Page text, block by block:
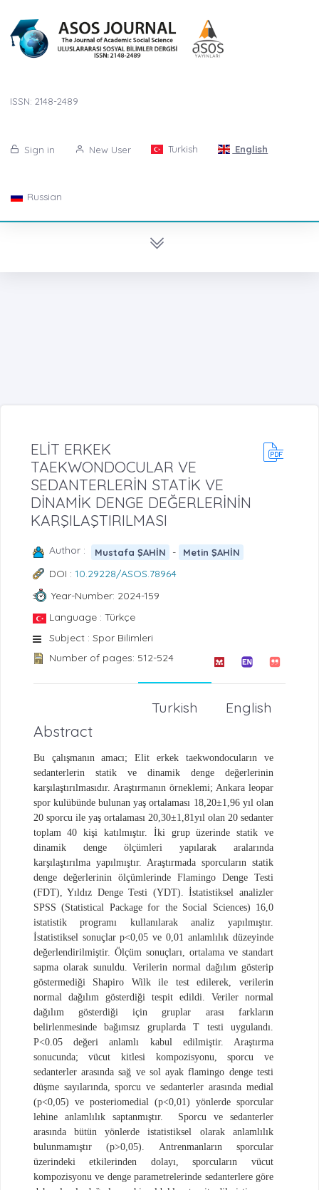
ISSN: 2148-2489
Sign in New User Turkish English
Russian
ELİT ERKEK
TAEKWONDOCULAR VE
SEDANTERLERİN STATİK VE
DİNAMİK DENGE DEĞERLERİNİN
KARŞILAŞTIRILMASI
Author : Mustafa ŞAHİN - Metin ŞAHİN
DOI : 10.29228/ASOS.78964
Year-Number: 2024-159
Language : Türkçe
Subject : Spor Bilimleri
Number of pages: 512-524
English
Turkish
Abstract
Bu çalışmanın amacı; Elit erkek taekwondocuların ve
sedanterlerin statik ve dinamik denge değerlerinin
karşılaştırılmasıdır. Araştırmanın örneklemi; Ankara leopar
spor kulübünde bulunan yaş ortalaması 18,20±1,96 yıl olan
20 sporcu ile yaş ortalaması 20,30±1,81yıl olan 20 sedanter
toplam 40 kişi katılmıştır. İki grup üzerinde statik ve
dinamik denge ölçümleri yapılarak aralarında
karşılaştırılma yapılmıştır. Araştırmada sporcuların statik
denge değerlerinin ölçümlerinde Flamingo Denge Testi
(FDT), Yıldız Denge Testi (YDT). İstatistiksel analizler
SPSS (Statistical Package for the Social Sciences) 16,0
istatistik programı kullanılarak analiz yapılmıştır.
İstatistiksel sonuçlar p<0,05 ve 0,01 anlamlılık düzeyinde
değerlendirilmiştir. Ölçüm sonuçları, ortalama ve standart
sapma olarak sunuldu. Verilerin normal dağılım gösterip
göstermediği Shapiro Wilk ile test edilerek, verilerin
normal dağılım gösterdiği tespit edildi. Veriler normal
dağılım gösterdiği için gruplar arası farkların
belirlenmesinde bağımsız gruplarda T testi uygulandı.
P<0.05 değeri anlamlı kabul
edilmiştir. Araştırma
sonucunda; vücut kitlesi kompozisyonu, sporcu ve
sedanterler arasında sağ ve sol ayak flamingo denge testi
düşme sayılarında, sporcu ve sedanterler arasında medial
(p<0,05) ve posteriomedial (p<0,01) yönlerde sporcular
lehine anlamlılık saptanmıştır.
Sporcu ve sedanterler
arasında bütün yönlerde istatistiksel olarak anlamlılık
bulunmamıştır (p>0,05). Antrenmanların sporcular
üzerindeki etkilerinden dolayı, sporcuların vücut
kompozisyonu ve denge parametrelerinde sedanterlere göre